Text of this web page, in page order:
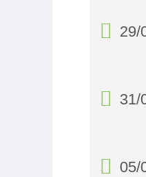
29/
31/
05/